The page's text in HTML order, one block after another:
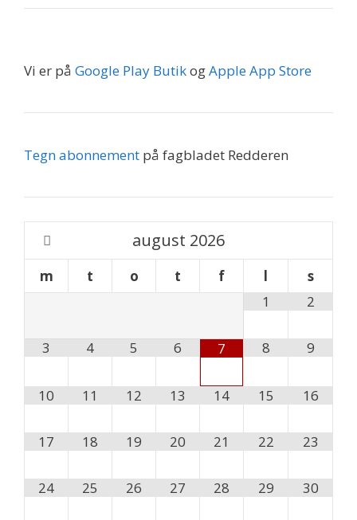
Vi er på Google Play ButikogApple App Store
Tegn abonnement på fagbladet Redderen
august 2026
m t o t f l
s
1
2
3 4 5 6 7 8 9
10 11 12 13 14 15 16
17 18 19 20 21 22 23
24 25 26 27 28 29 30